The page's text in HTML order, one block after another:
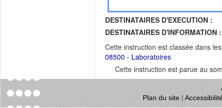
DESTINATAIRES D'EXECUTION :
DESTINATAIRES D'INFORMATION :
Cette instruction est classée dans
08500 - Laboratoires
Cette instruction est parue au
Plan du site|